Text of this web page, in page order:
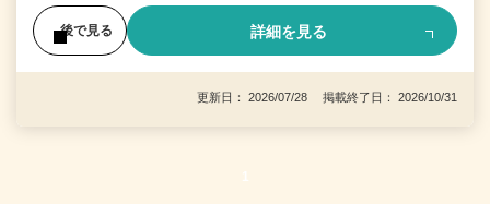
後で見る 詳細を見る
更新日： 2026/07/28 掲載終了日： 2026/10/31
1